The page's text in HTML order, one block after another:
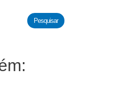
Pesquisar